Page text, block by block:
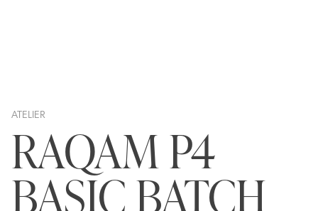
ATELIER
RAQAM P4
BASIC BATCH